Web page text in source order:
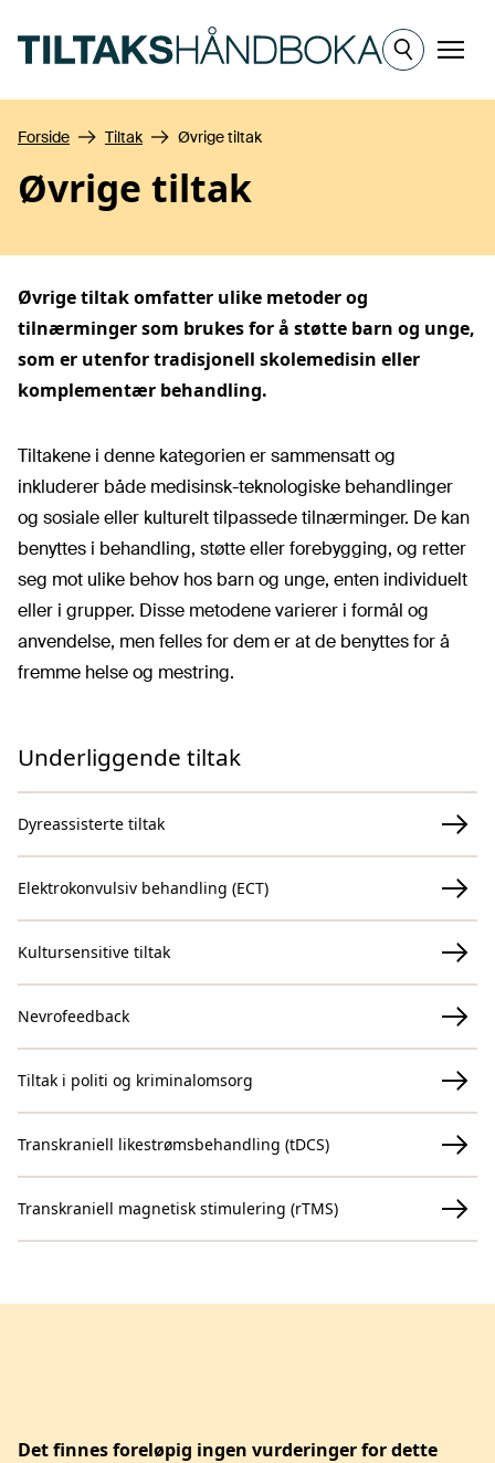
Meny
Forside Tiltak Øvrige tiltak
Øvrige tiltak
Øvrige tiltak omfatter ulike metoder og
tilnærminger som brukes for å støtte barn og unge,
som er utenfor tradisjonell skolemedisin eller
komplementær behandling.
Tiltakene i denne kategorien er sammensatt og
inkluderer både medisinsk-teknologiske behandlinger
og sosiale eller kulturelt tilpassede tilnærminger. De kan
benyttes i behandling, støtte eller forebygging, og retter
seg mot ulike behov hos barn og unge, enten individuelt
eller i grupper. Disse metodene varierer i formål og
anvendelse, men felles for dem er at de benyttes for å
fremme helse og mestring.
Underliggende tiltak
Dyreassisterte tiltak
Elektrokonvulsiv behandling (ECT)
Kultursensitive tiltak
Nevrofeedback
Tiltak i politi og kriminalomsorg
Transkraniell likestrømsbehandling (tDCS)
Transkraniell magnetisk stimulering (rTMS)
Det finnes foreløpig ingen vurderinger for dette